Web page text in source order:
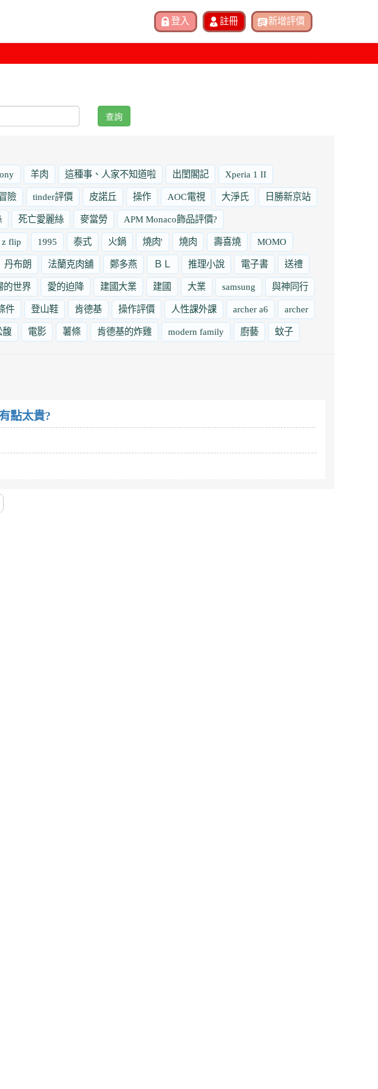
查詢
羊肉 這種事、人家不知道啦 出閨閣記 Xperia 1 II
險 tinder評價 皮諾丘 操作 AOC電視 大淨氏 日勝新京站
死亡愛麗絲 麥當勞 APM Monaco飾品評價?
z flip 1995 泰式 火鍋 燒肉' 燒肉 壽喜燒 MOMO
丹布朗 法蘭克肉舖 鄭多燕 ＢＬ 推理小說 電子書 送禮
的世界 愛的迫降 建國大業 建國 大業 samsung 與神同行
件 登山鞋 肯德基 操作評價 人性課外課 archer a6 archer
馥 電影 薯條 肯德基的炸雞 modern family 廚藝 蚊子
點太貴?